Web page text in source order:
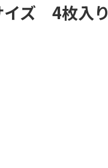
イズ 4枚入り